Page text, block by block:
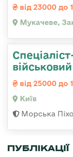
від 23000 до
Мукачеве,
військовий
від 25000 до
Київ
Морська
ПУБЛІКАЦІЇ